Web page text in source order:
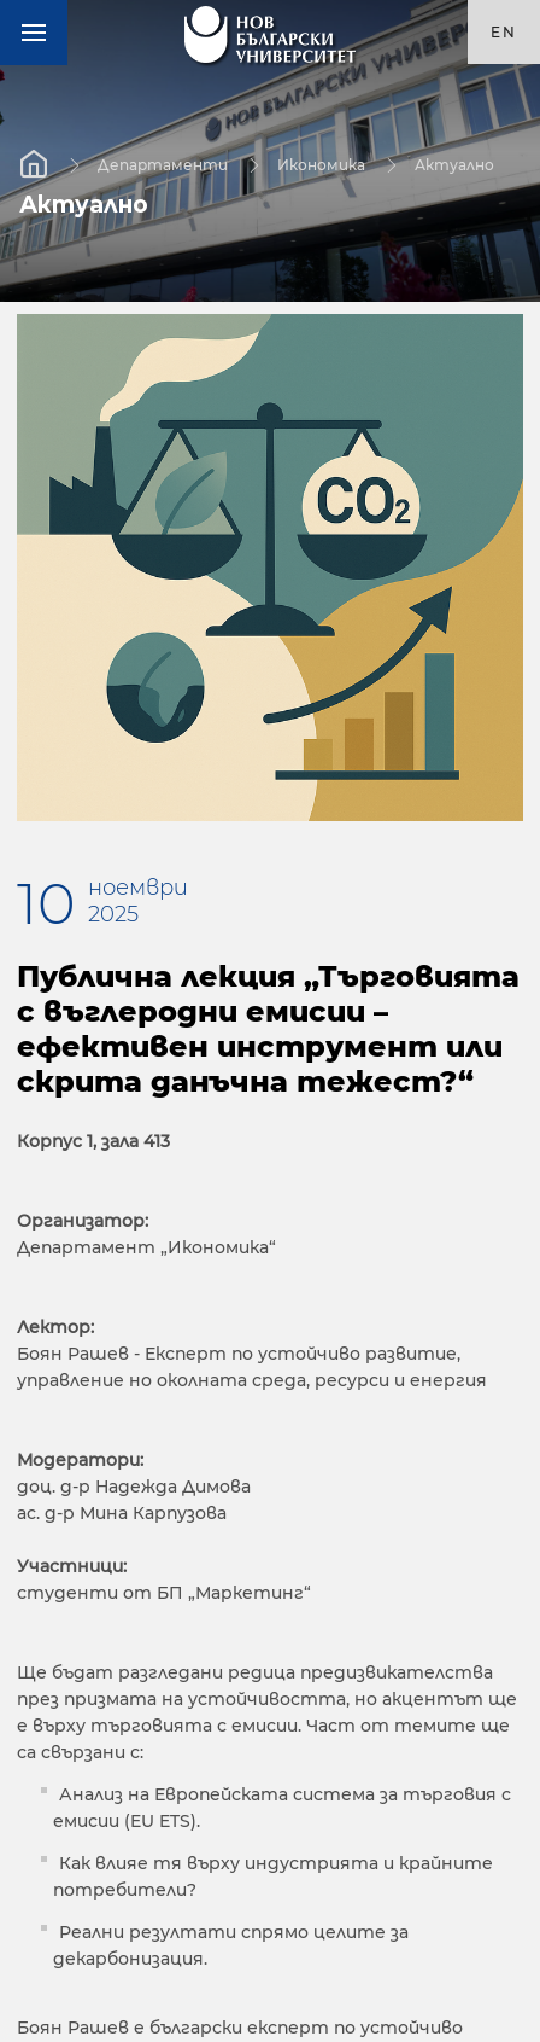
EN
Департаменти Икономика Актуално
Актуално
10
ноември
2025
Публична лекция „Търговията
с въглеродни емисии –
ефективен инструмент или
скрита данъчна тежест?“
Корпус 1, зала 413
Организатор:
Департамент „Икономика“
Лектор:
Боян Рашев - Експерт по устойчиво развитие,
управление но околната среда, ресурси и енергия
Модератори:
доц. д-р Надежда Димова
ас. д-р Мина Карпузова
Участници:
студенти от БП „Маркетинг“
Ще бъдат разгледани редица предизвикателства
през призмата на устойчивостта, но акцентът ще
е върху търговията с емисии. Част от темите ще
са свързани с:
Анализ на Европейската система за търговия с
емисии (EU ETS).
Как влияе тя върху индустрията и крайните
потребители?
Реални резултати спрямо целите за
декарбонизация.
Боян Рашев е български експерт по устойчиво